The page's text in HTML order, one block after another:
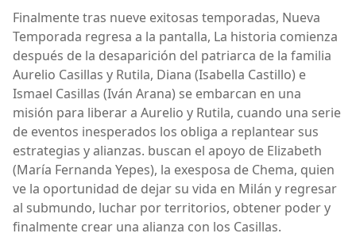
Finalmente tras nueve exitosas temporadas, Nueva
Temporada regresa a la pantalla, La historia comienza
después de la desaparición del patriarca de la familia
Aurelio Casillas y Rutila, Diana (Isabella Castillo) e
Ismael Casillas (Iván Arana) se embarcan en una
misión para liberar a Aurelio y Rutila, cuando una serie
de eventos inesperados los obliga a replantear sus
estrategias y alianzas. buscan el apoyo de Elizabeth
(María Fernanda Yepes), la exesposa de Chema, quien
ve la oportunidad de dejar su vida en Milán y regresar
al submundo, luchar por territorios, obtener poder y
finalmente crear una alianza con los Casillas.